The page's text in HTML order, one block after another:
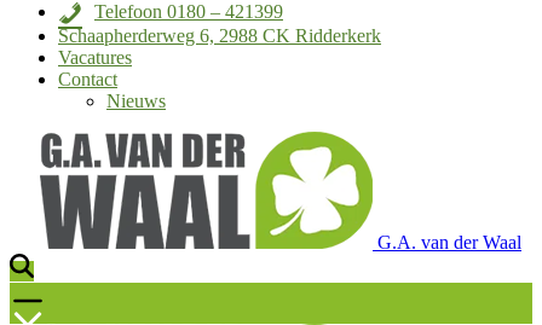
Telefoon 0180 – 421399
Schaapherderweg 6, 2988 CK Ridderkerk
Vacatures
Contact
Nieuws
G.A. van der Waal